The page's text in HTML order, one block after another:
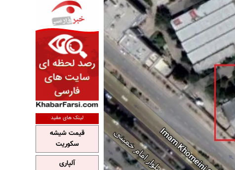
لینک های مفید
قیمت شیشه
سکوریت
آلپاری